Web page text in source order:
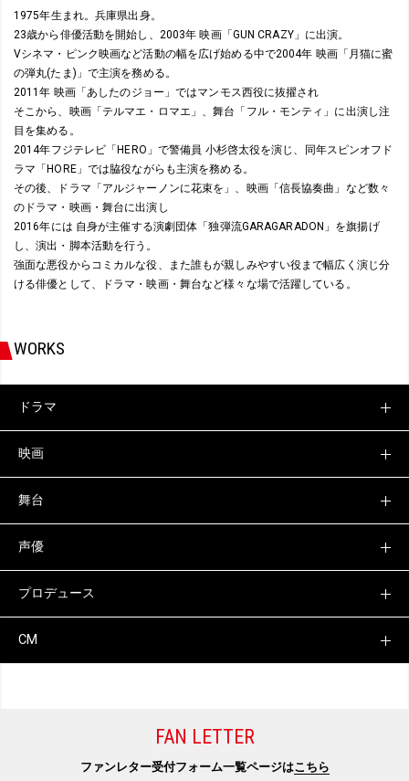
1975年生まれ。兵庫県出身。
23歳から俳優活動を開始し、2003年 映画「GUN CRAZY」に出演。
Vシネマ・ピンク映画など活動の幅を広げ始める中で2004年 映画「月猫に蜜
の弾丸(たま)」で主演を務める。
2011年 映画「あしたのジョー」ではマンモス西役に抜擢され
そこから、映画「テルマエ・ロマエ」、舞台「フル・モンティ」に出演し注
目を集める。
2014年フジテレビ「HERO」で警備員 小杉啓太役を演じ、同年スピンオフド
ラマ「HORE」では脇役ながらも主演を務める。
その後、ドラマ「アルジャーノンに花束を」、映画「信長協奏曲」など数々
のドラマ・映画・舞台に出演し
2016年には 自身が主催する演劇団体「独弾流GARAGARADON」を旗揚げ
し、演出・脚本活動を行う。
強面な悪役からコミカルな役、また誰もが親しみやすい役まで幅広く演じ分
ける俳優として、ドラマ・映画・舞台など様々な場で活躍している。
WORKS
ドラマ
映画
舞台
声優
プロデュース
CM
FAN LETTER
ファンレター受付フォーム一覧ページはこちら